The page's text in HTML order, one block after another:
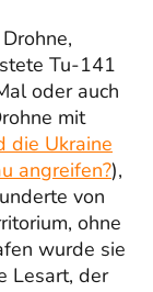
Tu-141
oder auch
mit
die Ukraine
angreifen?),
von
ohne
wurde sie
Lesart, der